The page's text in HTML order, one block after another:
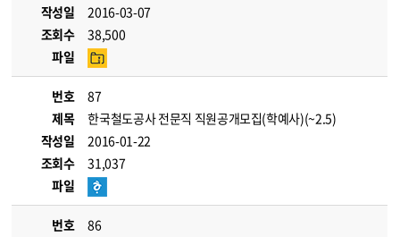
작성일
2016-03-07
조회수
38,500
파일
번호
87
제목
한국철도공사 전문직 직원공개모집(학예사)(~2.5)
작성일
2016-01-22
조회수
31,037
파일
번호
86